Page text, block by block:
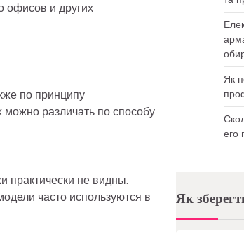
офисов и других
по принципу
различать по способу
практически не видны.
часто используются в
Як
его
Як